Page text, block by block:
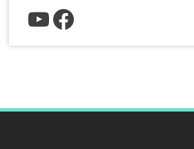
YouTube
Facebook